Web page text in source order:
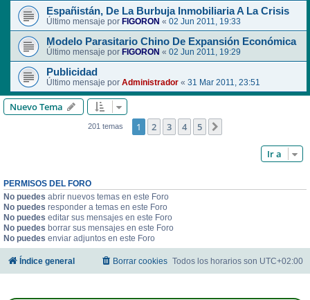
Españistán, De La Burbuja Inmobiliaria A La Crisis
Último mensaje por FIGORON « 02 Jun 2011, 19:33
Modelo Parasitario Chino De Expansión Económica
Último mensaje por FIGORON « 02 Jun 2011, 19:29
Publicidad
Último mensaje por Administrador « 31 Mar 2011, 23:51
Nuevo Tema
201 temas 1 2 3 4 5
Ir a
PERMISOS DEL FORO
No puedes abrir nuevos temas en este Foro
No puedes responder a temas en este Foro
No puedes editar sus mensajes en este Foro
No puedes borrar sus mensajes en este Foro
No puedes enviar adjuntos en este Foro
Índice general Todos los horarios son UTC+02:00
Borrar cookies